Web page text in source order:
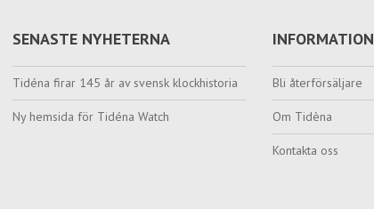
SENASTE NYHETERNA
Tidéna firar 145 år av svensk klockhistoria
Ny hemsida för Tidéna Watch
INFORMATION
Bli återförsäljare
Om Tidèna
Kontakta oss